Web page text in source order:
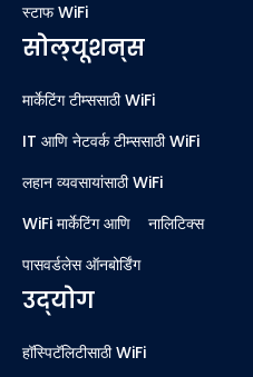
स्टाफ WiFi
सोल्यूशन्स
मार्केटिंग टीम्ससाठी WiFi
IT आणि नेटवर्क टीम्ससाठी WiFi
लहान व्यवसायांसाठी WiFi
WiFi मार्केटिंग आणि ॲनालिटिक्स
पासवर्डलेस ऑनबोर्डिंग
उद्योग
हॉस्पिटॅलिटीसाठी WiFi